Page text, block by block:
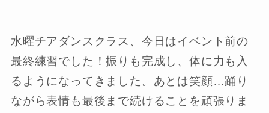
水曜チアダンスクラス、今日はイベント前の
最終練習でした！振りも完成し、体に力も入
るようになってきました。あとは笑顔…踊り
ながら表情も最後まで続けることを頑張りま